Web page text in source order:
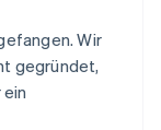
Wir
gegründet,